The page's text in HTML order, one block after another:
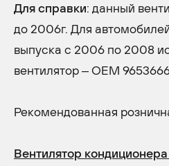
Для справки: данный
до 2006г. Для
выпуска с 2006 по 2008
вентилятор – ОЕМ
Рекомендованная
Вентилятор